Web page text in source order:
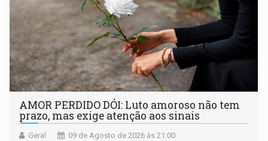
AMOR PERDIDO DÓI: Luto amoroso não tem
prazo, mas exige atenção aos sinais
Geral 09 de Agosto de 2026 às 21:00